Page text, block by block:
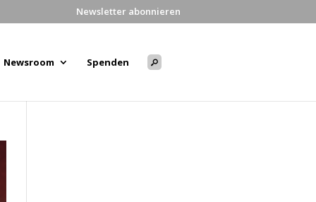
Newsletter abonnieren
Newsroom Spenden